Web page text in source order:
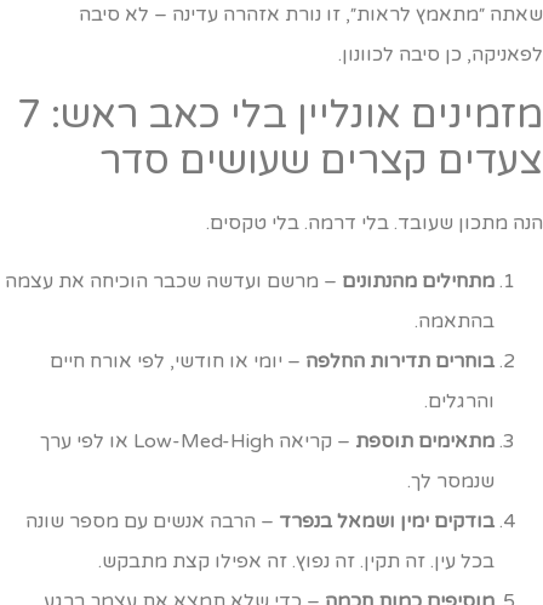
״מתאמץ לראות״, זו נורת אזהרה עדינה – לא סיבה
כן סיבה לכוונון.
מזמינים אונליין בלי כאב ראש: 7
קצרים שעושים סדר
מתכון שעובד. בלי דרמה. בלי טקסים.
מתחילים מהנתונים– מרשם ועדשה שכבר הוכיחה את עצמה
בהתאמה.
בוחרים תדירות החלפה– יומי או חודשי, לפי אורח חיים
והרגלים.
מתאימים תוספת
– קריאה Low-Med-High או לפי ערך
שנמסר לך.
בודקים ימין ושמאל בנפרד– הרבה אנשים עם מספר שונה
בכל עין. זה תקין. זה נפוץ. זה אפילו קצת מתבקש.